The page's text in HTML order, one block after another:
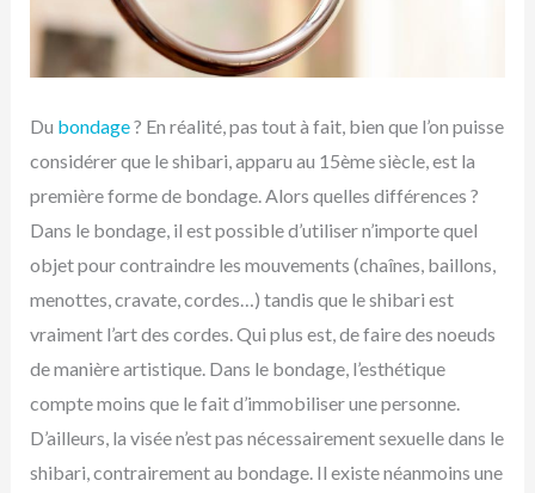
Du bondage? En réalité, pas tout à fait, bien que l’on puisse
considérer que le shibari, apparu au 15ème siècle, est la
première forme de bondage. Alors quelles différences ?
Dans le bondage, il est possible d’utiliser n’importe quel
objet pour contraindre les mouvements (chaînes, baillons,
menottes, cravate, cordes…) tandis que le shibari est
vraiment l’art des cordes. Qui plus est, de faire des noeuds
de manière artistique. Dans le bondage, l’esthétique
compte moins que le fait d’immobiliser une personne.
D’ailleurs, la visée n’est pas nécessairement sexuelle dans le
shibari, contrairement au bondage. Il existe néanmoins une